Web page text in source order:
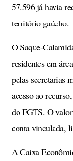
57.596 já havia
território gaúcho.
O Saque-
residentes em
pelas secretarias
acesso ao
do FGTS. O
conta vinculada,
A Caixa